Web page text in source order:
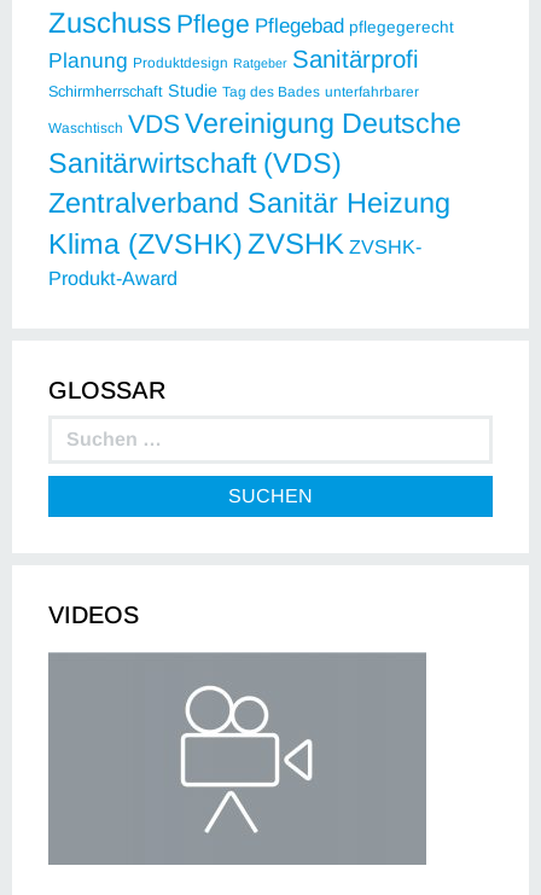
Zuschuss Pflege Pflegebad pflegegerecht
Planung Produktdesign Ratgeber Sanitärprofi
Schirmherrschaft Studie Tag des Bades unterfahrbarer
Waschtisch VDSVereinigung Deutsche
Sanitärwirtschaft (VDS)
Zentralverband Sanitär Heizung
Klima (ZVSHK)ZVSHK ZVSHK-
Produkt-Award
GLOSSAR
SUCHEN
VIDEOS